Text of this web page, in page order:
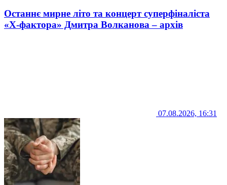
Останнє мирне літо та концерт суперфіналіста
«Х-фактора» Дмитра Волканова – архів
07.08.2026, 16:31